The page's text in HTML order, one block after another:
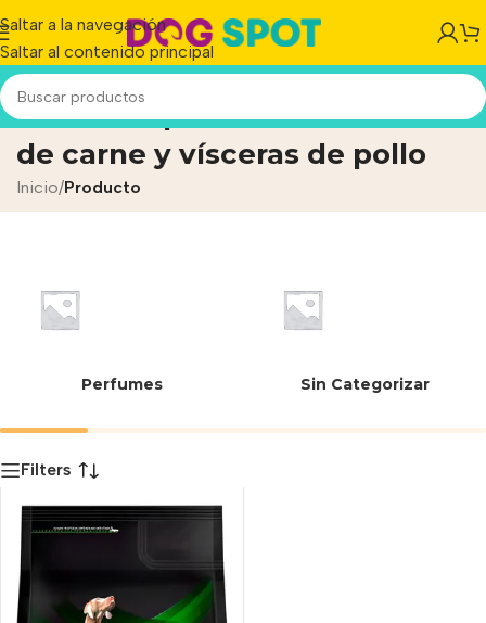
Saltar a la navegación
Saltar al contenido principal
harina de proteína hidrolizada
de carne y vísceras de pollo
Inicio/Producto
Perfumes Sin Categorizar
Filters